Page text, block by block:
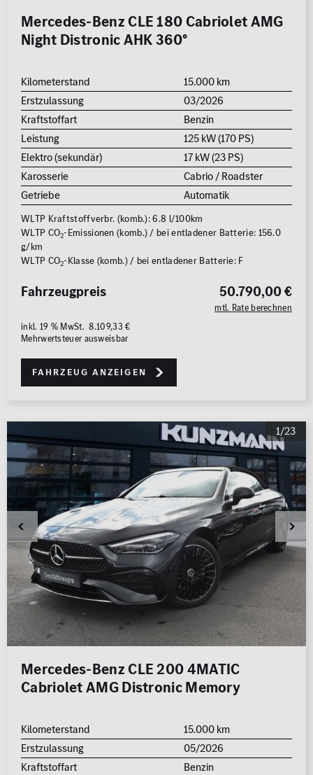
Mercedes-Benz CLE 180 Cabriolet AMG
Night Distronic AHK 360°
Kilometerstand
15.000 km
Erstzulassung
03/2026
Kraftstoffart
Benzin
Leistung
125 kW (170 PS)
Elektro (sekundär)
17 kW (23 PS)
Karosserie
Cabrio / Roadster
Getriebe
Automatik
WLTP Kraftstoffverbr. (komb.): 6.8 l/100km
WLTP CO2-Emissionen (komb.) / bei entladener Batterie: 156.0
g/km
WLTP CO2-Klasse (komb.) / bei entladener Batterie: F
50.790,00 €
mtl. Rate berechnen
Fahrzeugpreis
inkl. 19 % MwSt. 8.109,33 €
Mehrwertsteuer ausweisbar
Fahrzeug anzeigen
1/23
Mercedes-Benz CLE 200 4MATIC
Cabriolet AMG Distronic Memory
Kilometerstand
15.000 km
Erstzulassung
05/2026
Kraftstoffart
Benzin